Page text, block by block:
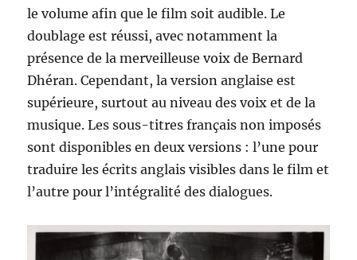
le volume afin que le film soit audible. Le
doublage est réussi, avec notamment la
présence de la merveilleuse voix de Bernard
Dhéran. Cependant, la version anglaise est
supérieure, surtout au niveau des voix et de la
musique. Les sous-titres français non imposés
sont disponibles en deux versions : l’une pour
traduire les écrits anglais visibles dans le film et
l’autre pour l’intégralité des dialogues.